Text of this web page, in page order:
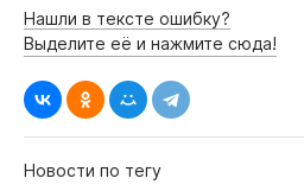
Нашли в тексте ошибку?
Выделите её и нажмите сюда!
Новости по тегу